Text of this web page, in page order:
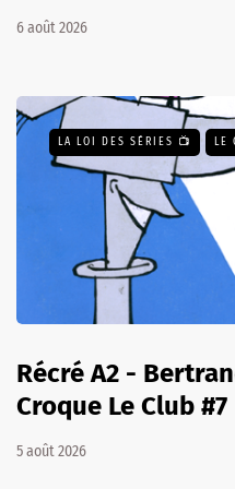
6 août 2026
LA LOI DES SÉRIES 📺 LE
Récré A2 -
Croque Le Club #7
5 août 2026